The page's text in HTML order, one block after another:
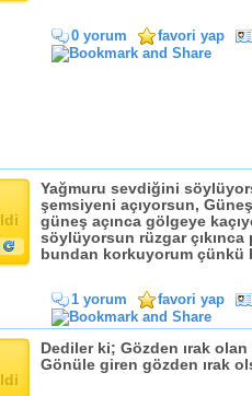
0 yorum favori yap
Yağmuru sevdiğini
şemsiyeni açıyorsun,
güneş açınca gölgeye
söylüyorsun rüzgar
bundan korkuyorum çünkü
1 yorum favori yap
Dediler ki; Gözden ırak
Gönüle giren gözden ırak